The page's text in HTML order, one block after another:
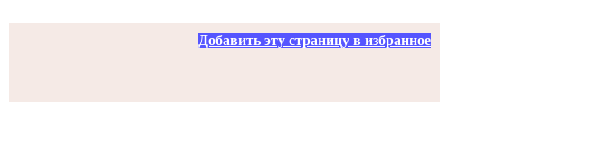
Добавить эту страницу в избранное